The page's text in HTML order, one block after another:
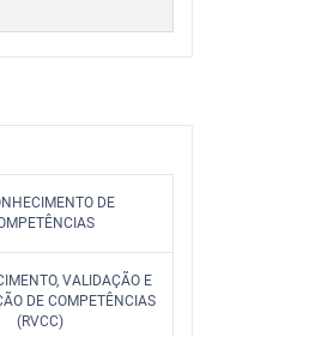
DE
VALIDAÇÃO E
DE COMPETÊNCIAS
(RVCC)